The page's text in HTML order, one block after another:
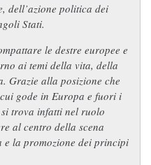
dell’azione politica dei
Stati.
le destre europee e
ai temi della vita, della
Grazie alla posizione che
gode in Europa e fuori i
trova infatti nel ruolo
al centro della scena
la promozione dei principi